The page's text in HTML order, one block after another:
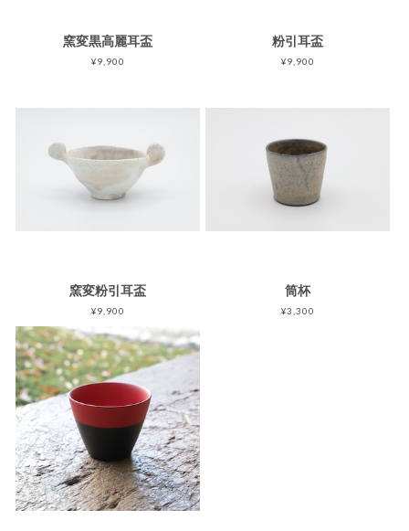
窯変黒高麗耳盃
¥9,900
粉引耳盃
¥9,900
窯変粉引耳盃
¥9,900
筒杯
¥3,300